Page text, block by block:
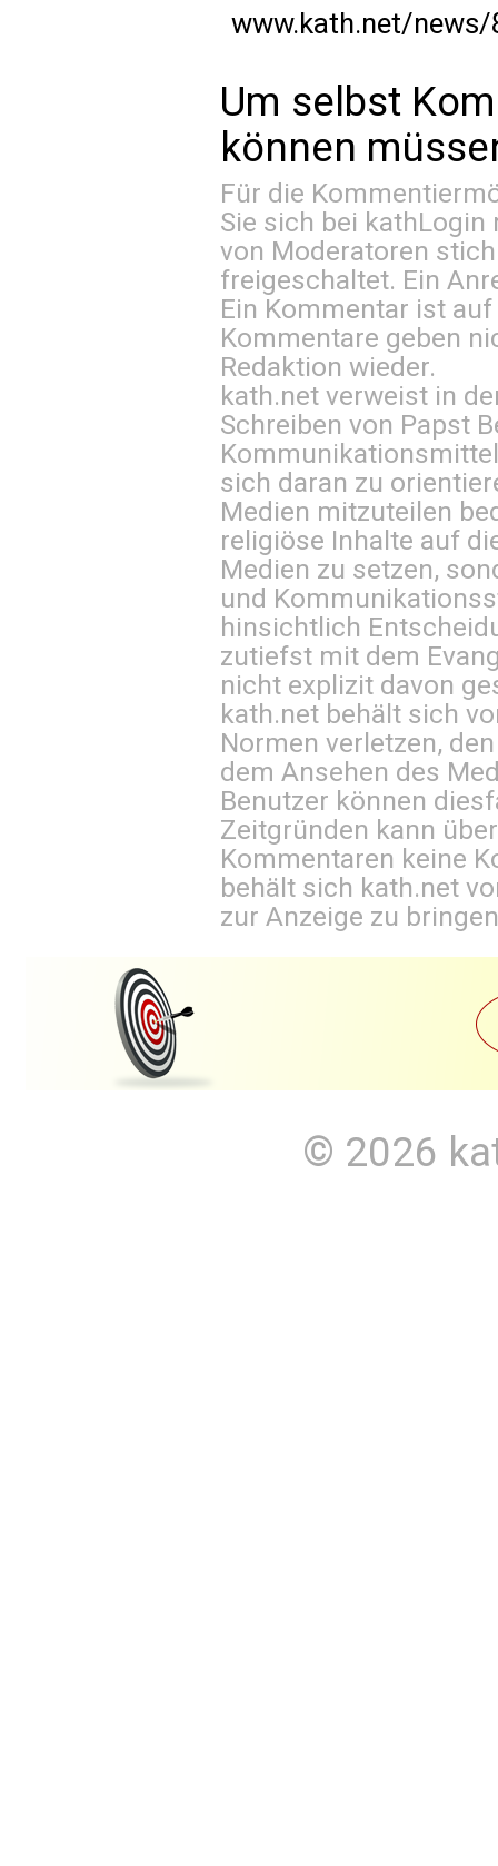
www.kath.net/news/
Um selbst
können
Für die
Sie sich bei kathLogin
von Moderatoren
freigeschaltet. Ein
Ein Kommentar ist
Kommentare geben
Redaktion wieder.
kath.net verweist in
Schreiben von Papst
sich daran zu
Medien mitzuteilen
religiöse Inhalte auf
Medien zu setzen,
und
hinsichtlich
zutiefst mit dem
nicht explizit davon
kath.net behält sich
Normen verletzen,
dem Ansehen des
Benutzer können
Zeitgründen kann
Kommentaren keine
behält sich kath.net
zur Anzeige zu
© 2026